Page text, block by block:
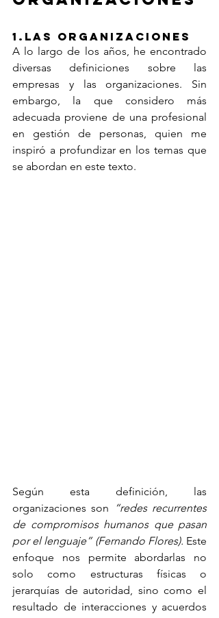
1.Las organizaciones
A lo largo de los años, he encontrado
diversas definiciones sobre las
empresas y las organizaciones. Sin
embargo, la que considero más
adecuada proviene de una profesional
en gestión de personas, quien me
inspiró a profundizar en los temas que
se abordan en este texto.
Según esta definición, las
organizaciones son
“redes recurrentes
de compromisos humanos que pasan
por el lenguaje” (Fernando Flores). Este
enfoque nos permite abordarlas no
solo como estructuras físicas o
jerarquías de autoridad, sino como el
resultado de interacciones y acuerdos